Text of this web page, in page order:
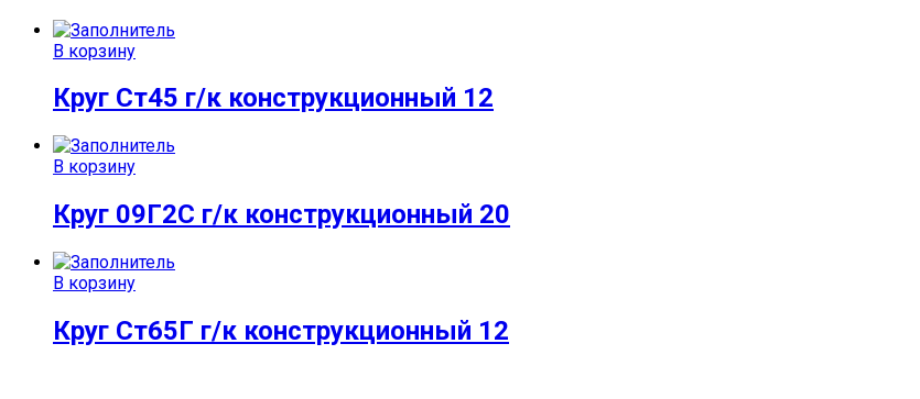
В корзину
Круг Ст45 г/к конструкционный 12
В корзину
Круг 09Г2С г/к конструкционный 20
В корзину
Круг Ст65Г г/к конструкционный 12